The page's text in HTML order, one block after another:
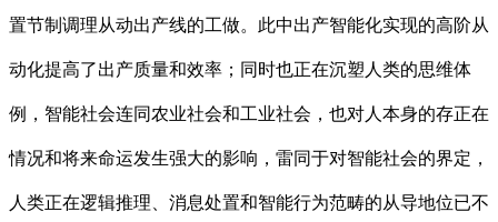
置节制调理从动出产线的工做。此中出产智能化实现的高阶从
动化提高了出产质量和效率；同时也正在沉塑人类的思维体
例，智能社会连同农业社会和工业社会，也对人本身的存正在
情况和将来命运发生强大的影响，雷同于对智能社会的界定，
人类正在逻辑推理、消息处置和智能行为范畴的从导地位已不